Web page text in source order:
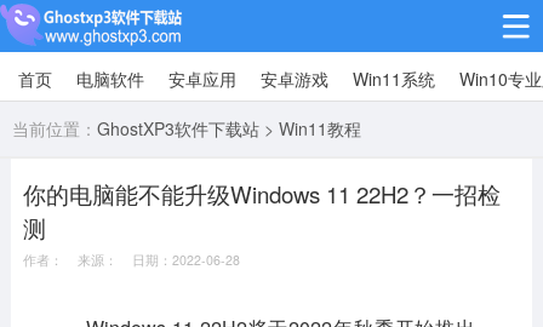
Win10专业版
Win10纯净版
Win11系统
win11下载64位 win11下载32位
首页 电脑软件 安卓应用 安卓游戏 Win11系统 Win10专
当前位置： GhostXP3软件下载站 > Win11教程
你的电脑能不能升级Windows 11 22H2？一招检
测
作者： 来源： 日期：2022-06-28